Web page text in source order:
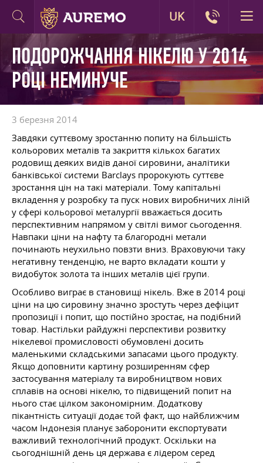
ПОДОРОЖЧАННЯ НІКЕЛЮ У 2014
РОЦІ НЕМИНУЧЕ
3 березня 2014
Завдяки суттєвому зростанню попиту на більшість
кольорових металів та закриття кількох багатих
родовищ деяких видів даної сировини, аналітики
банківської системи Barclays пророкують суттєве
зростання цін на такі матеріали. Тому капітальні
вкладення у розробку та пуск нових виробничих ліній
у сфері кольорової металургії вважається досить
перспективним напрямом у світлі вимог сьогодення.
Навпаки ціни на нафту та благородні метали
починають неухильно повзти вниз. Враховуючи таку
негативну тенденцію, не варто вкладати кошти у
видобуток золота та інших металів цієї групи.
Особливо виграє в становищі нікель. Вже в 2014 році
ціни на цю сировину значно зростуть через дефіцит
пропозиції і попит, що постійно зростає, на подібний
товар. Настільки райдужні перспективи розвитку
нікелевої промисловості обумовлені досить
маленькими складськими запасами цього продукту.
Якщо доповнити картину розширенням сфер
застосування матеріалу та виробництвом нових
сплавів на основі нікелю, то підвищений попит на
нього стає цілком закономірним. Додаткову
пікантність ситуації додає той факт, що найближчим
часом Індонезія планує заборонити експортувати
важливий технологічний продукт. Оскільки на
сьогоднішній день ця держава є лідером серед
UK